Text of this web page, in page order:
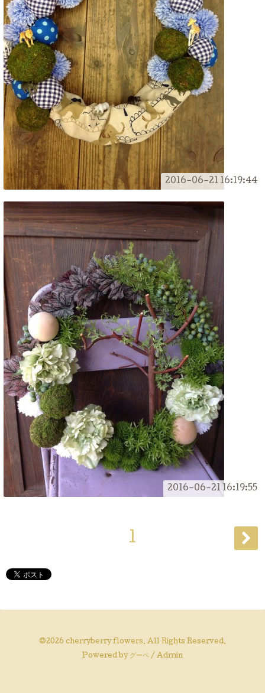
2016-06-21 16:19:44
2016-06-21 16:19:55
1
©2026 cherryberry flowers. All Rights Reserved.
Powered by グーペ / Admin